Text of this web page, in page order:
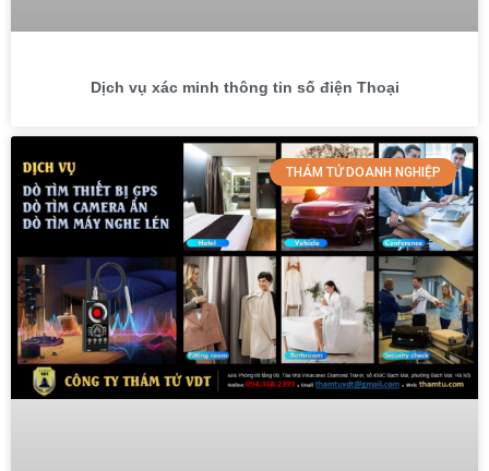
Dịch vụ xác minh thông tin số điện Thoại
THÁM TỬ DOANH NGHIỆP